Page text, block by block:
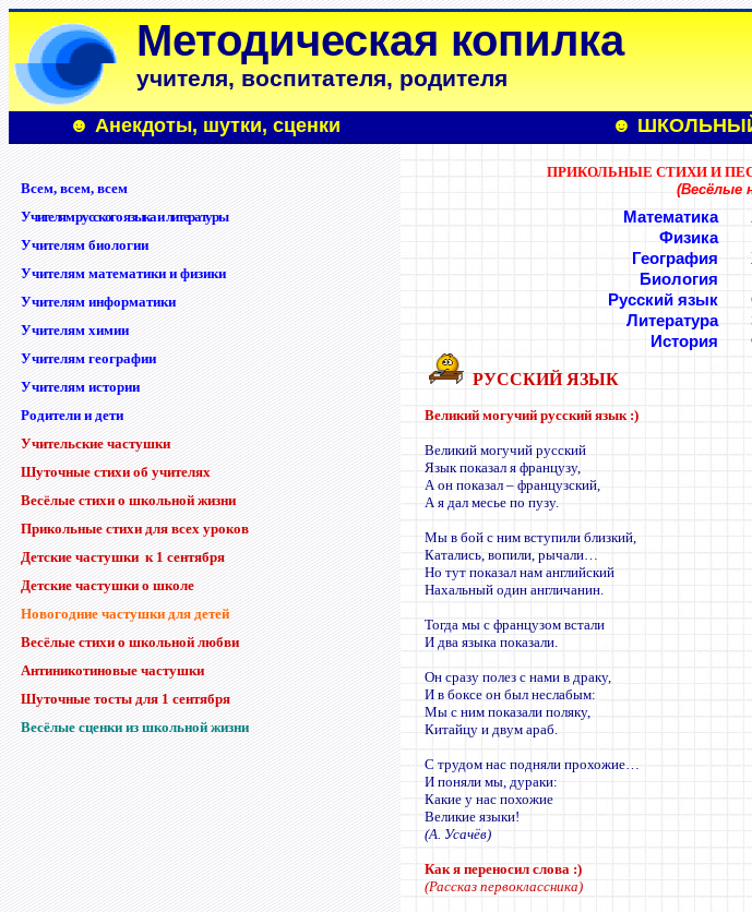
Методическая копилка
учителя, воспитателя, родителя
☻ Анекдоты, шутки, сценки ☻
Всем, всем, всем
Учителям русского языка и литературы
Учителям биологии
Учителям математики и физики
Учителям информатики
Учителям химии
Учителям географии
Учителям истории
Родители и дети
Учительские частушки
Шуточные стихи об учителях
Весёлые стихи о школьной жизни
Прикольные стихи для всех уроков
Детские частушки к 1 сентября
Детские частушки о школе
Новогодние частушки для детей
Весёлые стихи о школьной любви
Антиникотиновые частушки
Шуточные тосты для 1 сентября
Весёлые сценки из школьной жизни
ПРИКОЛЬНЫЕ СТИХИ И
(Весёлые
Математика
Физика
География
Биология
Русский язык
Литература
История
РУССКИЙ ЯЗЫК
Великий могучий русский язык :)
Великий могучий русский
Язык показал я французу,
А он показал – французский,
А я дал месье по пузу.
Мы в бой с ним вступили близкий,
Катались, вопили, рычали…
Но тут показал нам английский
Нахальный один англичанин.
Тогда мы с французом встали
И два языка показали.
Он сразу полез с нами в драку,
И в боксе он был неслабым:
Мы с ним показали поляку,
Китайцу и двум араб.
С трудом нас подняли прохожие…
И поняли мы, дураки:
Какие у нас похожие
Великие языки!
(А. Усачёв)
Как я переносил слова :)
(Рассказ первоклассника)